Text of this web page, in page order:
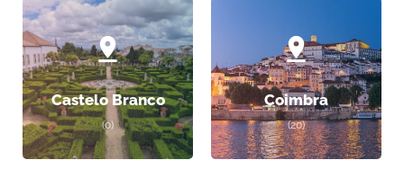
Castelo Branco
(0)
Coimbra
(20)